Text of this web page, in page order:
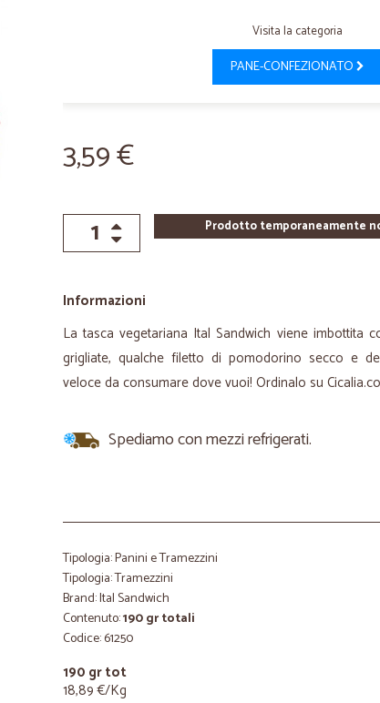
Visita la categoria
PANE-CONFEZIONATO
3,59 €
Prodotto temporaneamente
Informazioni
La tasca vegetariana Ital Sandwich viene imbottita
grigliate, qualche filetto di pomodorino secco e
veloce da consumare dove vuoi! Ordinalo su
Spediamo con mezzi refrigerati.
Tipologia: Panini e Tramezzini
Tipologia: Tramezzini
Brand: Ital Sandwich
Contenuto:190 gr totali
Codice: 61250
190 gr tot
18,89 €/Kg